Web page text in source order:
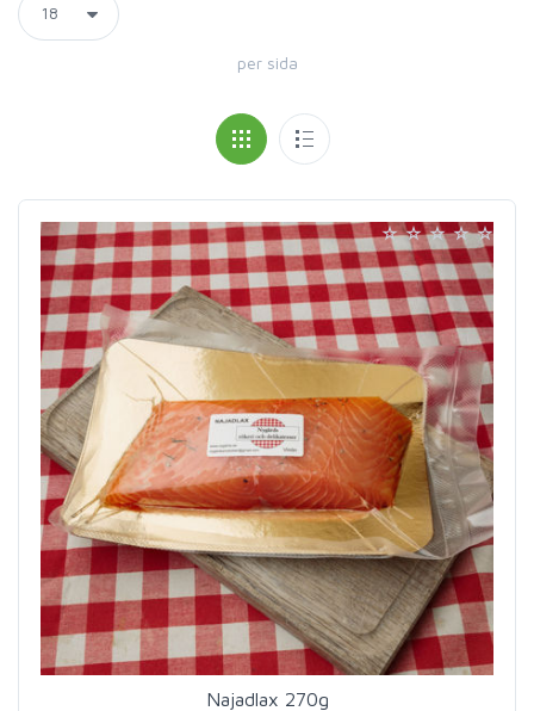
per sida
Najadlax 270g